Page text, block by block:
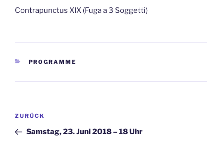
Contrapunctus XIX (Fuga a 3 Soggetti)
KATEGORIEN
PROGRAMME
Beitragsnavigation
Vorheriger
Beitrag
ZURÜCK
Samstag, 23. Juni 2018 – 18 Uhr